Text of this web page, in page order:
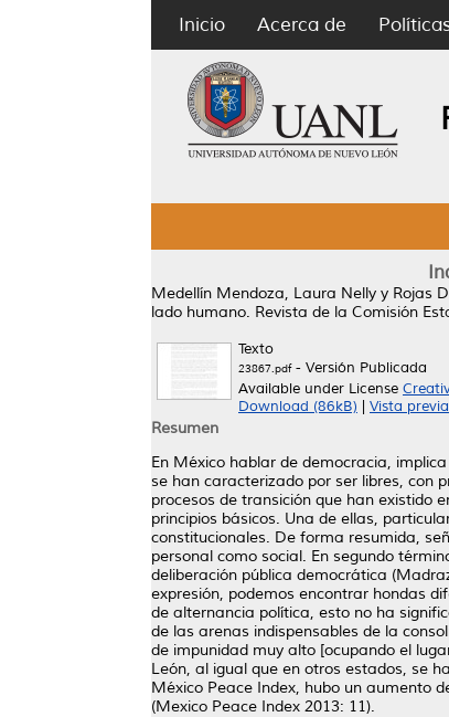
Inicio Acerca de
Medellín Mendoza, Laura Nelly y Rojas
lado humano. Revista de la Comisión
Texto
23867.pdf- Versión Publicada
Available under License
Download (86kB)
Vista previa
Resumen
En México hablar de democracia,
se han caracterizado por ser libres, con
procesos de transición que han existido
principios básicos. Una de ellas,
constitucionales. De forma resumida,
personal como social. En segundo
deliberación pública democrática
expresión, podemos encontrar hondas
de alternancia política, esto no ha
de las arenas indispensables de la
de impunidad muy alto [ocupando el
León, al igual que en otros estados, se
México Peace Index, hubo un aumento
(Mexico Peace Index 2013: 11).